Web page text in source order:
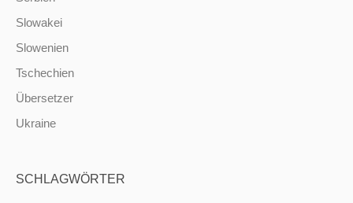
Slowakei
Slowenien
Tschechien
Übersetzer
Ukraine
SCHLAGWÖRTER